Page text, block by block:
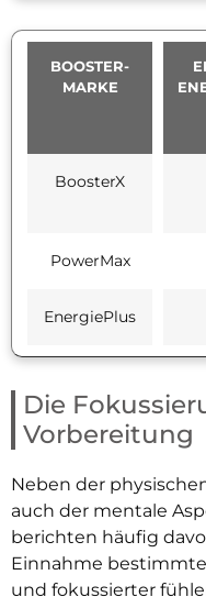
BOOSTER-
MARKE
BoosterX
PowerMax
EnergiePlus
Die
Vorbereitung
Neben der
auch der mentale
berichten häufig
Einnahme
und fokussierter